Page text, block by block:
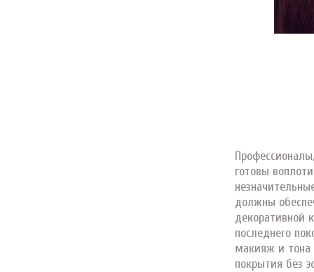
готовы
должны
декоративной
последнего
макияж и тона
покрытия без